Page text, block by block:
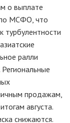
о выплате
МСФО, что
турбулентности
ралли
продажам,
августа.
снижаются.